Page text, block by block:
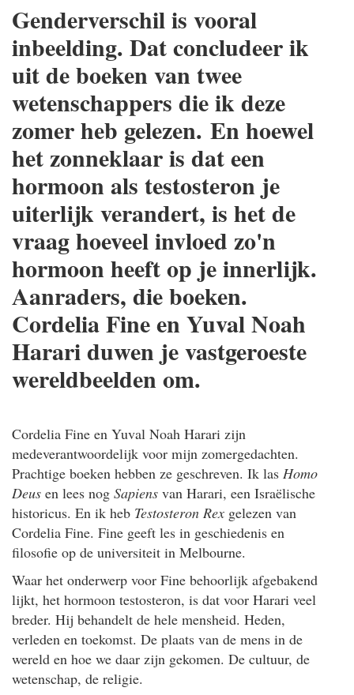
Genderverschil is vooral
inbeelding. Dat concludeer ik
uit de boeken van twee
wetenschappers die ik deze
zomer heb gelezen. En hoewel
het zonneklaar is dat een
hormoon als testosteron je
uiterlijk verandert, is het de
vraag hoeveel invloed zo'n
hormoon heeft op je innerlijk.
Aanraders, die boeken.
Cordelia Fine en Yuval Noah
Harari duwen je vastgeroeste
wereldbeelden om.
Cordelia Fine en Yuval Noah Harari zijn
medeverantwoordelijk voor mijn zomergedachten.
Prachtige boeken hebben ze geschreven. Ik las Homo
Deus en lees nog Sapiens van Harari, een Israëlische
historicus. En ik heb Testosteron Rex gelezen van
Cordelia Fine. Fine geeft les in geschiedenis en
filosofie op de universiteit in Melbourne.
Waar het onderwerp voor Fine behoorlijk afgebakend
lijkt, het hormoon testosteron, is dat voor Harari veel
breder. Hij behandelt de hele mensheid. Heden,
verleden en toekomst. De plaats van de mens in de
wereld en hoe we daar zijn gekomen. De cultuur, de
wetenschap, de religie.